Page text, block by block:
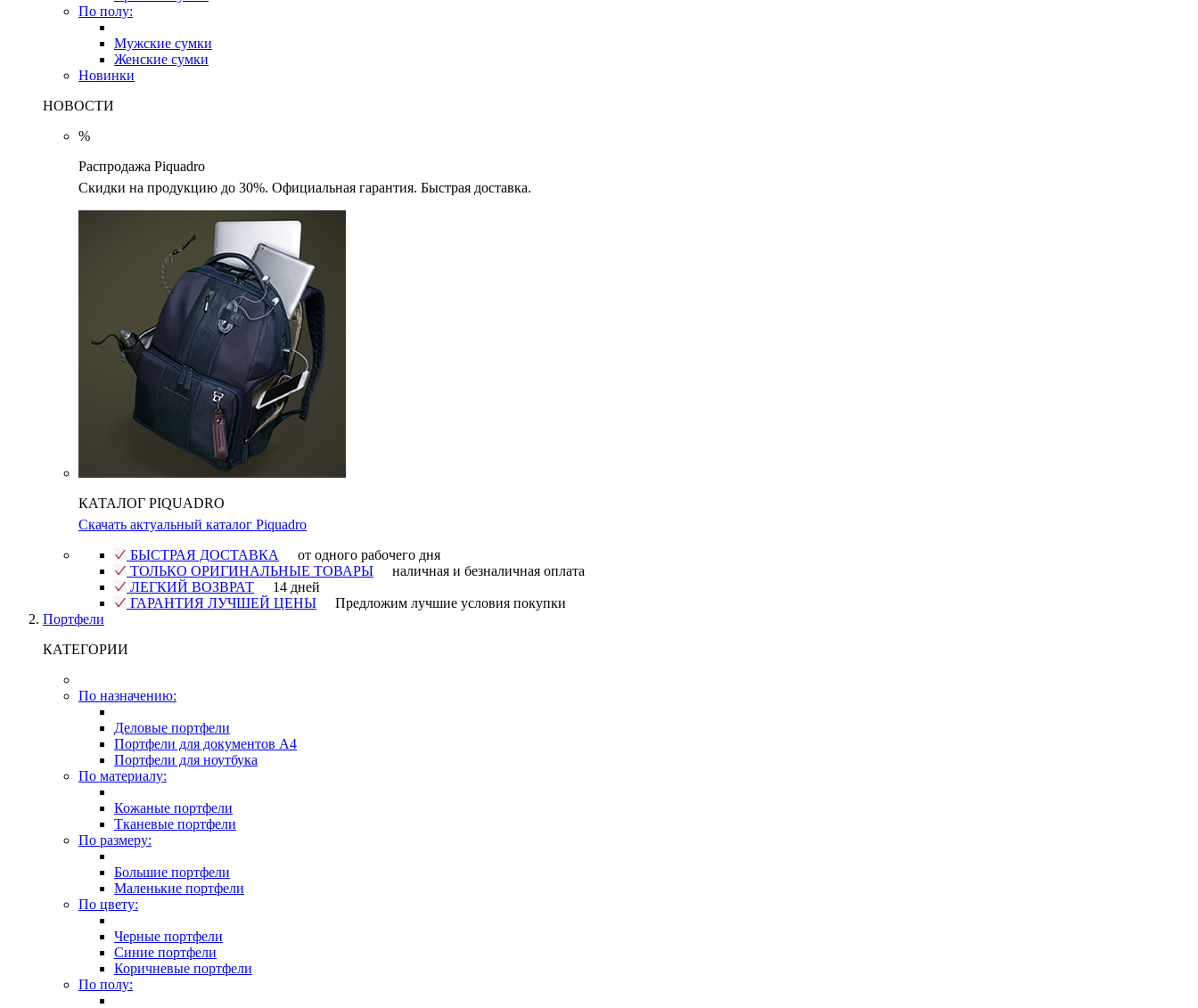
По полу:
Мужские сумки
Женские сумки
Новинки
НОВОСТИ
%
Распродажа Piquadro
Скидки на продукцию до 30%. Официальная гарантия. Быстрая доставка.
КАТАЛОГ PIQUADRO
Скачать актуальный каталог Piquadro
БЫСТРАЯ ДОСТАВКА
от одного рабочего дня
ТОЛЬКО ОРИГИНАЛЬНЫЕ ТОВАРЫ
наличная и безналичная оплата
ЛЕГКИЙ ВОЗВРАТ
14 дней
ГАРАНТИЯ ЛУЧШЕЙ ЦЕНЫ
Предложим лучшие условия покупки
Портфели
КАТЕГОРИИ
По назначению:
Деловые портфели
Портфели для документов A4
Портфели для ноутбука
По материалу:
Кожаные портфели
Тканевые портфели
По размеру:
Большие портфели
Маленькие портфели
По цвету:
Черные портфели
Синие портфели
Коричневые портфели
По полу: